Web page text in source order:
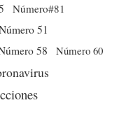
Número#81
51
58
Número 60